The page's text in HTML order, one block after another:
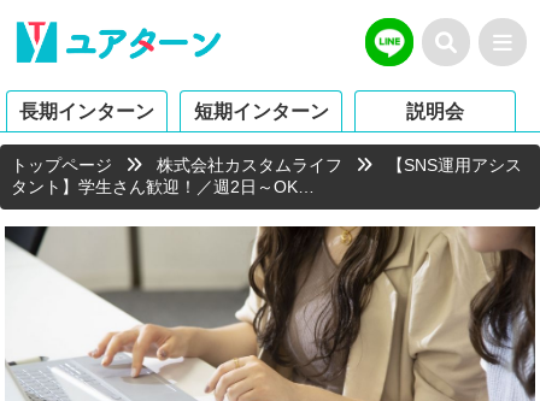
長期インターン 短期インターン 説明会
トップページ 株式会社カスタムライフ
【SNS運用アシス
タント】学生さん歓迎！／週2日～OK…